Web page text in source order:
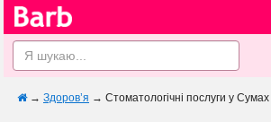
→ Здоров’я → Стоматологічні послуги у Сумах